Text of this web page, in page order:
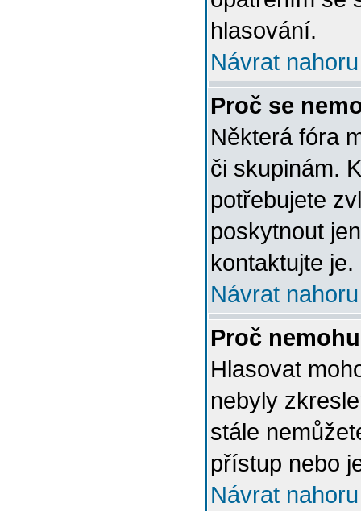
hlasování.
Návrat nahoru
Proč se
Některá fóra
či skupinám.
potřebujete
poskytnout
kontaktujte je.
Návrat nahoru
Proč
Hlasovat
nebyly
stále
přístup nebo
Návrat nahoru